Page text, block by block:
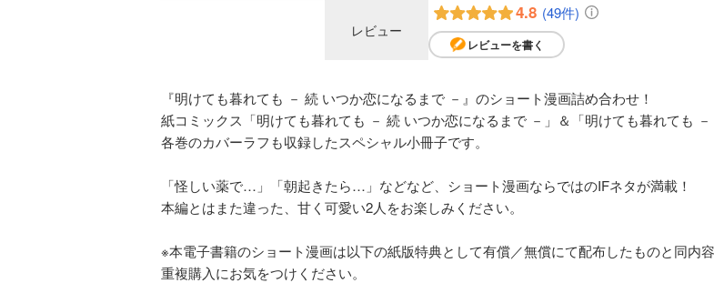
レビュー
4.8 (49件)
レビューを書く
『明けても暮れても － 続 いつか恋になるまで －』のショート漫画詰め合わせ！
紙コミックス「明けても暮れても － 続 いつか恋になるまで －」＆「明けても暮れても
各巻のカバーラフも収録したスペシャル小冊子です。
「怪しい薬で…」「朝起きたら…」などなど、ショート漫画ならではのIFネタが満載！
本編とはまた違った、甘く可愛い2人をお楽しみください。
※本電子書籍のショート漫画は以下の紙版特典として有償／無償にて配布したものと同内容
重複購入にお気をつけください。